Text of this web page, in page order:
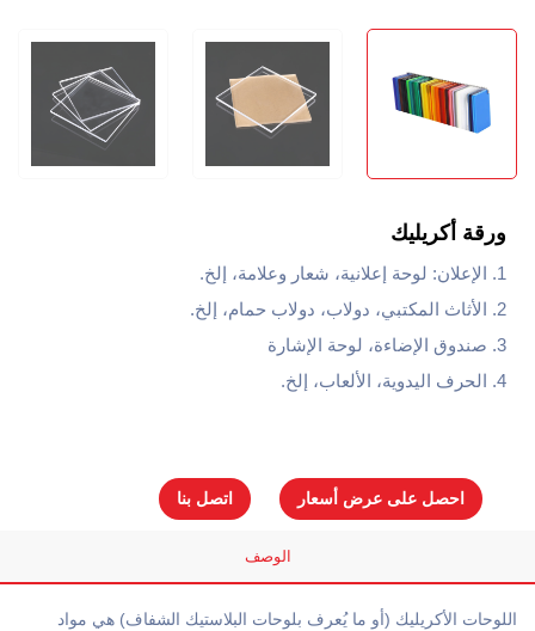
ورقة أكريليك
1. الإعلان: لوحة إعلانية، شعار وعلامة، إلخ.
2. الأثاث المكتبي، دولاب، دولاب حمام، إلخ.
3. صندوق الإضاءة، لوحة الإشارة
4. الحرف اليدوية، الألعاب، إلخ.
احصل على عرض أسعار اتصل بنا
الوصف
اللوحات الأكريليك (أو ما يُعرف بلوحات البلاستيك الشفاف) هي مواد